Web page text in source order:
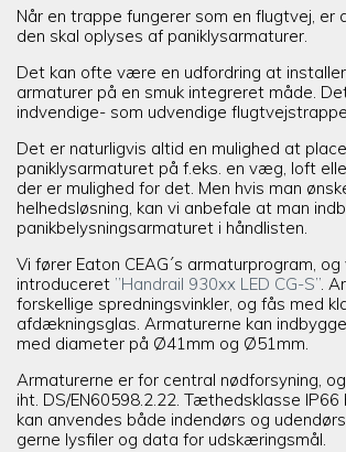
Når en trappe fungerer som en flugtvej, er
den skal oplyses af paniklysarmaturer.
Det kan ofte være en udfordring at
armaturer på en smuk integreret måde.
indvendige- som udvendige
Det er naturligvis altid en mulighed at
paniklysarmaturet på f.eks. en væg, loft
der er mulighed for det. Men hvis man
helhedsløsning, kan vi anbefale at man
panikbelysningsarmaturet i håndlisten.
Vi fører Eaton CEAG´s armaturprogram,
introduceret ”Handrail 930xx LED CG-S”.
forskellige spredningsvinkler, og fås med
afdækningsglas. Armaturerne kan
med diameter på Ø41mm og Ø51mm.
Armaturerne er for central nødforsyning,
iht. DS/EN60598.2.22. Tæthedsklasse
kan anvendes både indendørs og
gerne lysfiler og data for udskæringsmål.